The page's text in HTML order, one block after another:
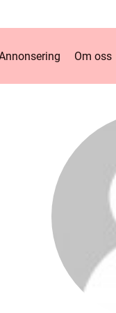
Om oss